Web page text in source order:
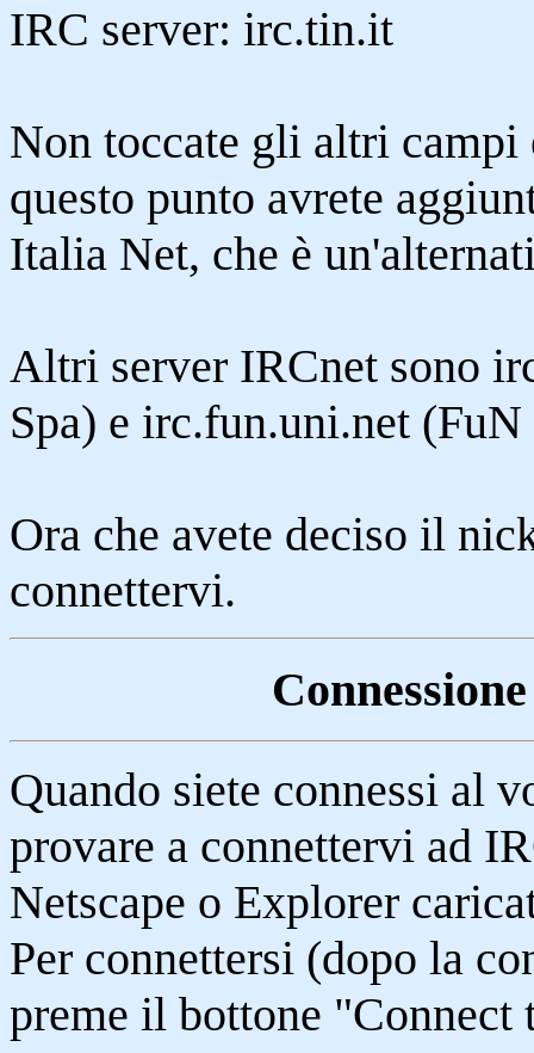
IRC server: irc.tin.it
Non toccate gli altri
questo punto avrete
Italia Net, che è
Altri server IRCnet sono
Spa) e irc.fun.uni.net
Ora che avete deciso il
connettervi.
Quando siete connessi al
provare a connettervi ad
Netscape o Explorer
Per connettersi (dopo la
preme il bottone